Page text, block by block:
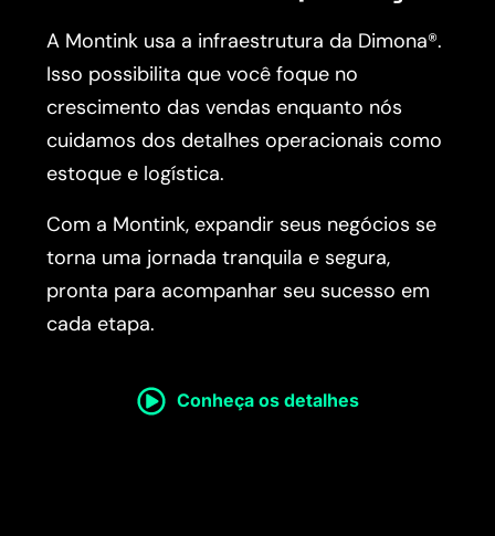
A Montink usa a infraestrutura da Dimona®.
Isso possibilita que você foque no
crescimento das vendas enquanto nós
cuidamos dos detalhes operacionais como
estoque e logística.
Com a Montink, expandir seus negócios se
torna uma jornada tranquila e segura,
pronta para acompanhar seu sucesso em
cada etapa.
Conheça os detalhes